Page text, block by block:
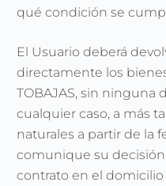
qué condición se
El Usuario deberá
directamente los
TOBAJAS, sin ninguna
cualquier caso, a más
naturales a partir de la
comunique su
contrato en el domicilio